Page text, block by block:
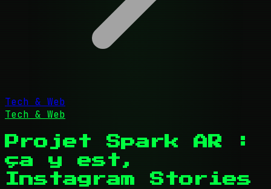
Tech & Web
Tech & Web
Projet Spark AR :
ça y est,
Instagram Stories